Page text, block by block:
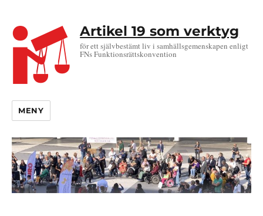
Artikel 19 som verktyg
för ett självbestämt liv i samhällsgemenskapen enligt
FNs Funktionsrättskonvention
MENY